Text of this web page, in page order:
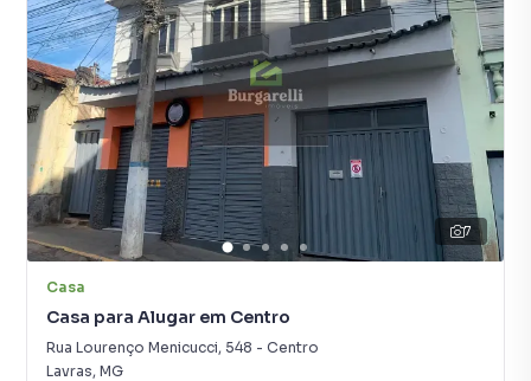
7
Casa
Casa para Alugar em Centro
Rua Lourenço Menicucci, 548 - Centro
Lavras, MG